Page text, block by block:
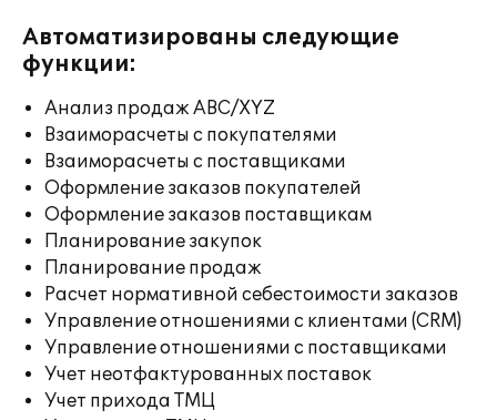
Автоматизированы следующие
функции:
Анализ продаж ABC/XYZ
Взаиморасчеты с покупателями
Взаиморасчеты с поставщиками
Оформление заказов покупателей
Оформление заказов поставщикам
Планирование закупок
Планирование продаж
Расчет нормативной себестоимости заказов
Управление отношениями с клиентами (CRM)
Управление отношениями с поставщиками
Учет неотфактурованных поставок
Учет прихода ТМЦ